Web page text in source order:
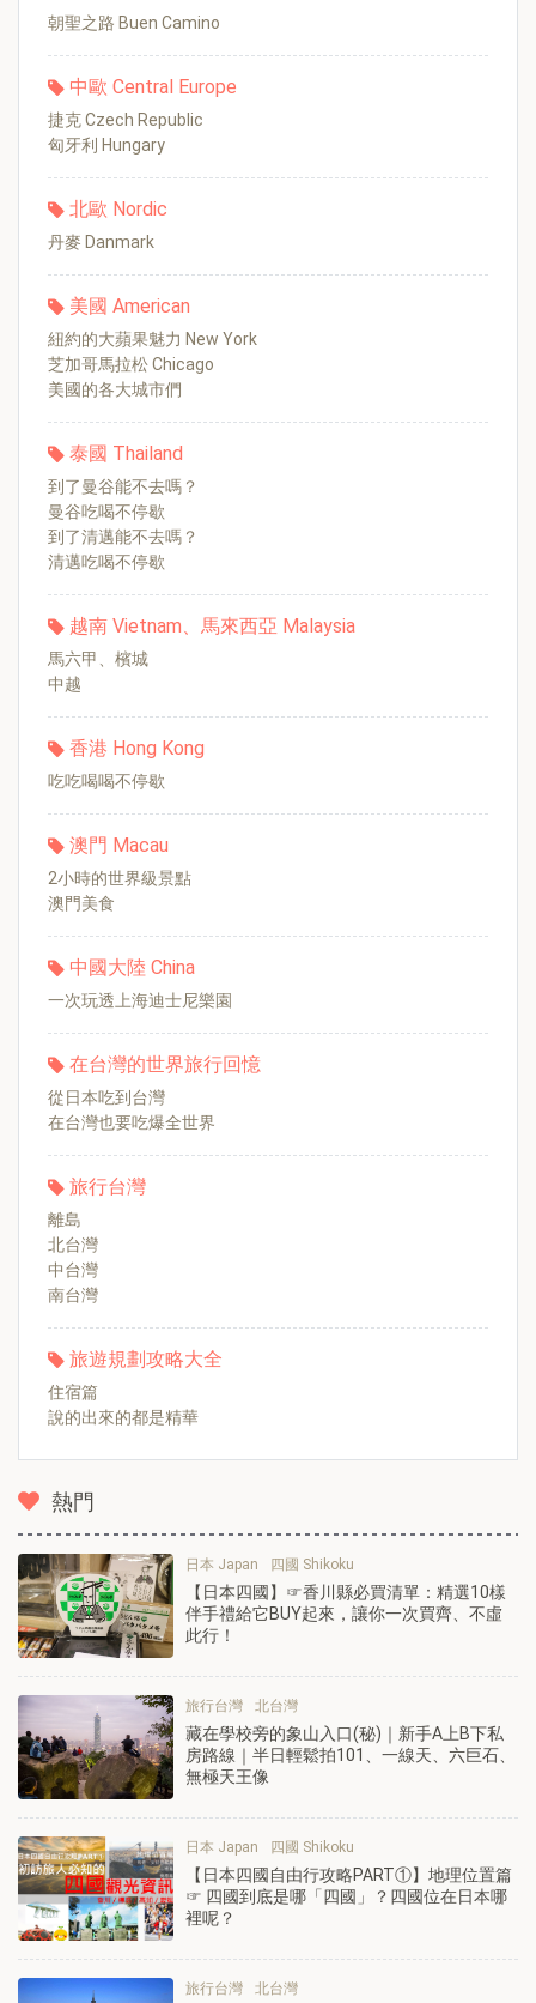
朝聖之路 Buen Camino
中歐 Central Europe
捷克 Czech Republic
匈牙利 Hungary
北歐 Nordic
丹麥 Danmark
美國 American
紐約的大蘋果魅力 New York
芝加哥馬拉松 Chicago
美國的各大城市們
泰國 Thailand
到了曼谷能不去嗎？
曼谷吃喝不停歇
到了清邁能不去嗎？
清邁吃喝不停歇
越南 Vietnam、馬來西亞 Malaysia
馬六甲、檳城
中越
香港 Hong Kong
吃吃喝喝不停歇
澳門 Macau
2小時的世界級景點
澳門美食
中國大陸 China
一次玩透上海迪士尼樂園
在台灣的世界旅行回憶
從日本吃到台灣
在台灣也要吃爆全世界
旅行台灣
離島
北台灣
中台灣
南台灣
旅遊規劃攻略大全
住宿篇
說的出來的都是精華
熱門
日本 Japan 四國 Shikoku
【日本四國】☞香川縣必買清單：精選10樣
伴手禮給它BUY起來，讓你一次買齊、不虛
此行！
旅行台灣 北台灣
藏在學校旁的象山入口(秘)｜新手A上B下私
房路線｜半日輕鬆拍101、一線天、六巨石、
無極天王像
日本 Japan 四國 Shikoku
【日本四國自由行攻略PART①】地理位置篇
☞ 四國到底是哪「四國」？四國位在日本哪
裡呢？
旅行台灣 北台灣